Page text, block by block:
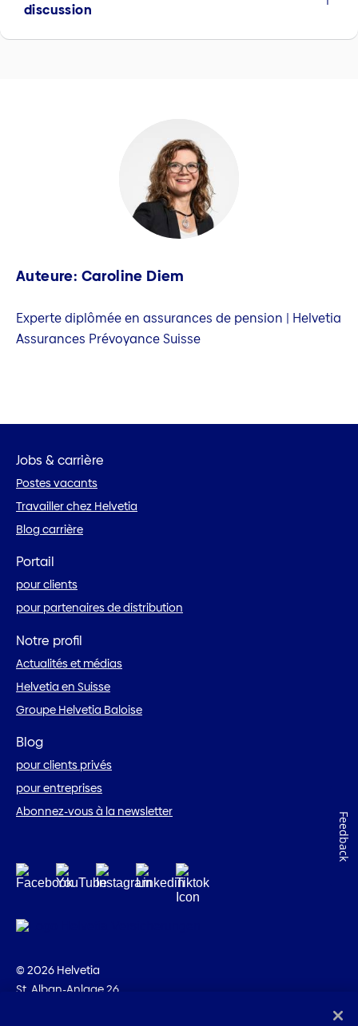
discussion
Auteure: Caroline Diem
Experte diplômée en assurances de pension | Helvetia
Assurances Prévoyance Suisse
Jobs & carrière
Postes vacants
Travailler chez Helvetia
Blog carrière
Portail
pour clients
pour partenaires de distribution
Notre profil
Actualités et médias
Helvetia en Suisse
Groupe Helvetia Baloise
Blog
pour clients privés
pour entreprises
Abonnez-vous à la newsletter
© 2026 Helvetia
St. Alban-Anlage 26
Feedback